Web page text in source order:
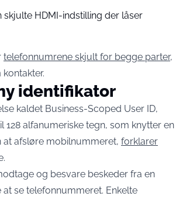
skjulte HDMI-indstilling der låser
telefonnumrene skjult for begge parter,
identifikator
kaldet Business-Scoped User ID,
128 alfanumeriske tegn, som knytter en
afsløre mobilnummeret, forklarer
og besvare beskeder fra en
se telefonnummeret. Enkelte